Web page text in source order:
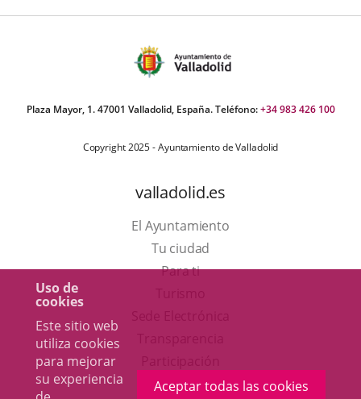
Uso de
cookies
Este sitio web
utiliza cookies
para mejorar
su experiencia
Aceptar todas las cookies
Plaza Mayor, 1. 47001 Valladolid, España. Teléfono:+34 983 426 100
Copyright 2025 - Ayuntamiento de Valladolid
valladolid.es
El Ayuntamiento
Tu ciudad
Para ti
en aplicación